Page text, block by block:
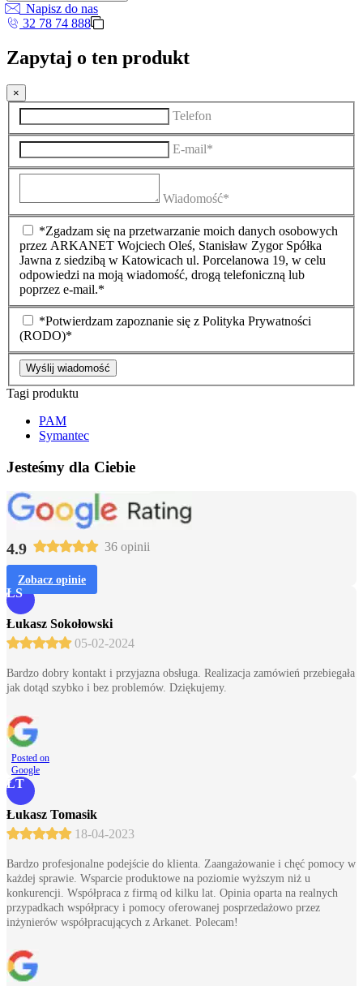
Napisz do nas
32 78 74 888
Zapytaj o ten produkt
×
Telefon
E-mail*
Wiadomość*
*Zgadzam się na przetwarzanie moich danych osobowych
przez ARKANET Wojciech Oleś, Stanisław Zygor Spółka
Jawna z siedzibą w Katowicach ul. Porcelanowa 19, w celu
odpowiedzi na moją wiadomość, drogą telefoniczną lub
poprzez e-mail.*
*Potwierdzam zapoznanie się z Polityka Prywatności
(RODO)*
Wyślij wiadomość
Tagi produktu
PAM
Symantec
Jesteśmy dla Ciebie
4.9 36 opinii
Zobacz opinie
ŁS
Łukasz Sokołowski
05-02-2024
Bardzo dobry kontakt i przyjazna obsługa. Realizacja zamówień przebiegała
jak dotąd szybko i bez problemów. Dziękujemy.
Posted on
Google
ŁT
Łukasz Tomasik
18-04-2023
Bardzo profesjonalne podejście do klienta. Zaangażowanie i chęć pomocy w
każdej sprawie. Wsparcie produktowe na poziomie wyższym niż u
konkurencji. Współpraca z firmą od kilku lat. Opinia oparta na realnych
przypadkach współpracy i pomocy oferowanej posprzedażowo przez
inżynierów współpracujących z Arkanet. Polecam!